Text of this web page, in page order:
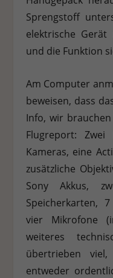
Sprengstoff
elektrische
und die Funktion
Am Computer
beweisen, dass
Info, wir
Flugreport: Zwei
Kameras, eine
zusätzliche
Sony Akkus,
Speicherkarten,
vier Mikrofone
weiteres
übertrieben
entweder